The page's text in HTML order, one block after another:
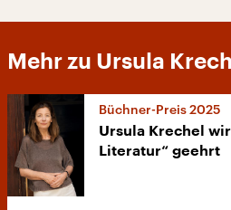
Mehr zu Ursula
Büchner-Preis 2025
Ursula Krechel
Literatur“ geehrt